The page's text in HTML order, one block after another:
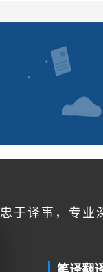
忠于译事，专业